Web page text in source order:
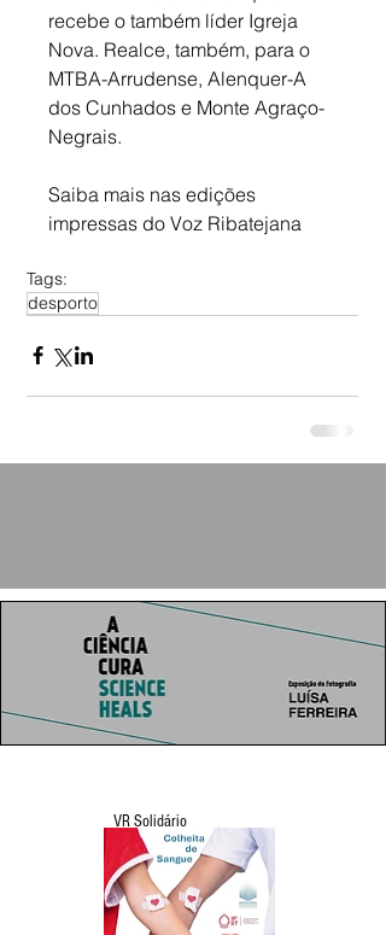
recebe o também líder Igreja
Nova. Realce, também, para o
MTBA-Arrudense, Alenquer-A
dos Cunhados e Monte Agraço-
Negrais.
Saiba mais nas edições
impressas do Voz Ribatejana
Tags:
desporto
VR Solidário